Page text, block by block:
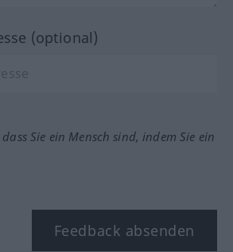
(optional)
Sie ein Mensch sind, indem Sie ein
Feedback absenden